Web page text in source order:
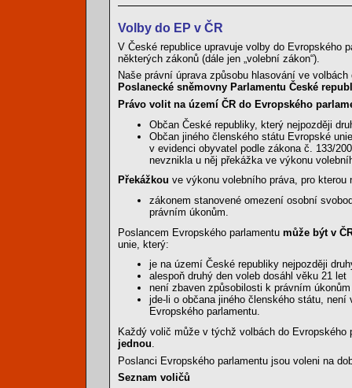
Volby do EP v ČR
V České republice upravuje volby do Evropského
některých zákonů (dále jen „volební zákon“).
Naše právní úprava způsobu hlasování ve
Poslanecké sněmovny Parlamentu České
Právo volit na území ČR do Evropského
Občan České republiky, který nejpozději
Občan jiného členského státu Evropské
v evidenci obyvatel podle zákona č. 133/
nevznikla u něj překážka ve výkonu
Překážkou ve výkonu volebního práva, pro kterou
zákonem stanovené omezení osobní
právním úkonům.
Poslancem Evropského parlamentu může být v
unie, který:
je na území České republiky nejpozději
alespoň druhý den voleb dosáhl věku 21 let
není zbaven způsobilosti k právním úkonům
jde-li o občana jiného členského státu,
Evropského parlamentu.
Každý volič může v týchž volbách do Evropského
jednou.
Poslanci Evropského parlamentu jsou voleni na
Seznam voličů